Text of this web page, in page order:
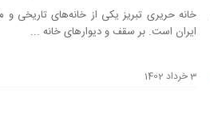
خانه حریری تبریز یکی از خانه‌های تاریخی و
ایران است. بر سقف و دیوار‌های خانه ...
3 خرداد 1402